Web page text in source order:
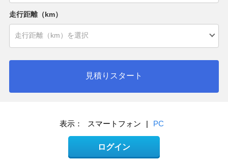
走行距離（km）
見積りスタート
表示： スマートフォン | PC
ログイン